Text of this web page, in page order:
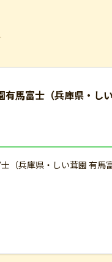
馬富士（兵庫県・し
（兵庫県・しい茸園 有馬